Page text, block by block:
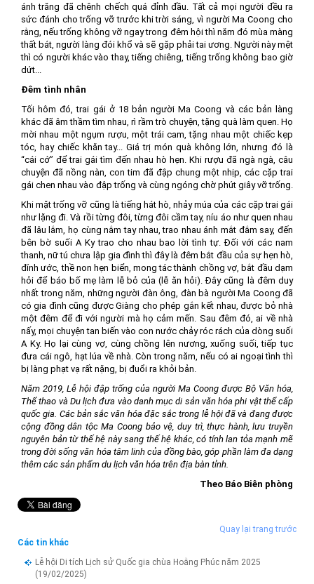
ánh trăng đã chênh chếch quá đỉnh đầu. Tất cả mọi người đều ra
sức đánh cho trống vỡ trước khi trời sáng, vì người Ma Coong cho
rằng, nếu trống không vỡ ngay trong đêm hội thì năm đó mùa màng
thất bát, người làng đói khổ và sẽ gặp phải tai ương. Người này mệt
thì có người khác vào thay, tiếng chiêng, tiếng trống không bao giờ
dứt...
Đêm tình nhân
Tối hôm đó, trai gái ở 18 bản người Ma Coong và các bản làng
khác đã âm thầm tìm nhau, rì rầm trò chuyện, tặng quà làm quen. Họ
mời nhau một ngụm rượu, một trái cam, tặng nhau một chiếc kẹp
tóc, hay chiếc khăn tay... Giá trị món quà không lớn, nhưng đó là
“cái cớ” để trai gái tìm đến nhau hò hẹn. Khi rượu đã ngà ngà, câu
chuyện đã nồng nàn, con tim đã đập chung một nhịp, các cặp trai
gái chen nhau vào đập trống và cùng ngóng chờ phút giây vỡ trống.
Khi mặt trống vỡ cũng là tiếng hát hò, nhảy múa của các cặp trai gái
như lặng đi. Và rồi từng đôi, từng đôi cầm tay, níu áo như quen nhau
đã lâu lắm, họ cùng nắm tay nhau, trao nhau ánh mắt đắm say, đến
bên bờ suối A Ky trao cho nhau bao lời tình tự. Đối với các nam
thanh, nữ tú chưa lập gia đình thì đây là đêm bắt đầu của sự hẹn hò,
đính ước, thề non hẹn biển, mong tác thành chồng vợ, bắt đầu dạm
hỏi để báo bố mẹ làm lễ bỏ của (lễ ăn hỏi). Đây cũng là đêm duy
nhất trong năm, những người đàn ông, đàn bà người Ma Coong đã
có gia đình cũng được Giàng cho phép gắn kết nhau, được bỏ nhà
một đêm để đi với người mà họ cảm mến. Sau đêm đó, ai về nhà
nấy, mọi chuyện tan biến vào con nước chảy róc rách của dòng suối
A Ky. Họ lại cùng vợ, cùng chồng lên nương, xuống suối, tiếp tục
đưa cái ngô, hạt lúa về nhà. Còn trong năm, nếu có ai ngoại tình thì
bị làng phạt vạ rất nặng, bị đuổi ra khỏi bản.
Năm 2019, Lễ hội đập trống của người Ma Coong được Bộ Văn hóa,
Thể thao và Du lịch đưa vào danh mục di sản văn hóa phi vật thể cấp
quốc gia. Các bản sắc văn hóa đặc sắc trong lễ hội đã và đang được
cộng đồng dân tộc Ma Coong bảo vệ, duy trì, thực hành, lưu truyền
nguyên bản từ thế hệ này sang thế hệ khác, có tính lan tỏa mạnh mẽ
trong đời sống văn hóa tâm linh của đồng bào, góp phần làm đa dạng
thêm các sản phẩm du lịch văn hóa trên địa bàn tỉnh.
Theo Báo Biên phòng
Quay lại trang trước
Các tin khác
Lễ hội Di tích Lịch sử Quốc gia chùa Hoằng Phúc năm 2025
(19/02/2025)